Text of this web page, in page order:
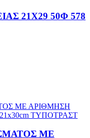
21Χ29 50Φ 578
ΜΕ